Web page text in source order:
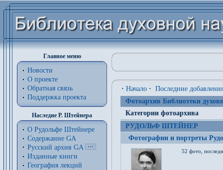
Главное меню
Новости
О проекте
Обратная связь
Поддержка проекта
Наследие Р. Штейнера
О Рудольфе Штейнере
Содержание GA
Русский архив GA
Изданные книги
География лекций
· Начало · Последние
Фотоархив Библиотеки
Категории фотоархива
РУДОЛЬФ ШТЕЙНЕР
Фотографии и портреты
52 фото,